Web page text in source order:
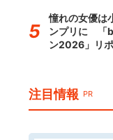
憧れの女優は
ンプリに 「
ン2026」リ
注目情報 PR